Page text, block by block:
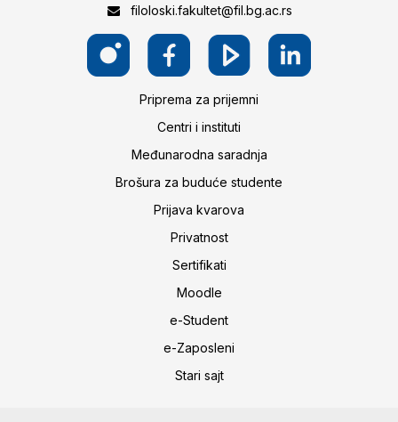
filoloski.fakultet@fil.bg.ac.rs
Priprema za prijemni
Centri i instituti
Međunarodna saradnja
Brošura za buduće studente
Prijava kvarova
Privatnost
Sertifikati
Moodle
e-Student
e-Zaposleni
Stari sajt